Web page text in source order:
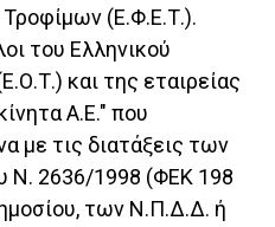
(Ε.Φ.Ε.Τ.).
του Ελληνικού
και της εταιρείας
Α.Ε." που
με τις διατάξεις των
Ν. 2636/1998 (ΦΕΚ 198
των Ν.Π.Δ.Δ. ή